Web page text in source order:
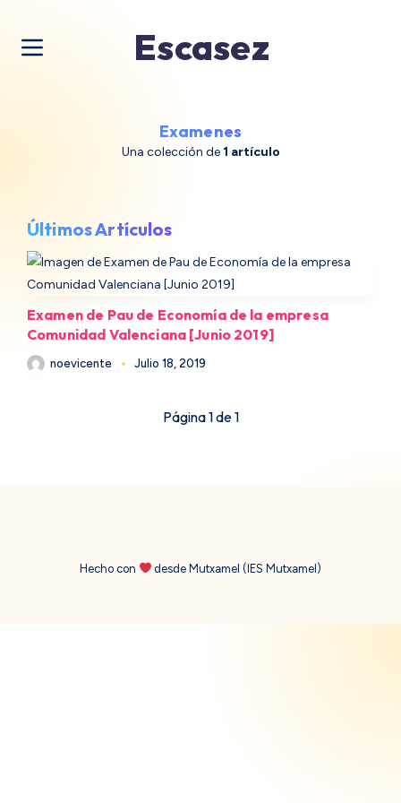
Escasez
Examenes
Una colección de 1 artículo
Últimos Artículos
Examen de Pau de Economía de la empresa
Comunidad Valenciana [Junio 2019]
noevicente Julio 18, 2019
Página 1 de 1
Hecho con desde Mutxamel (IES Mutxamel)